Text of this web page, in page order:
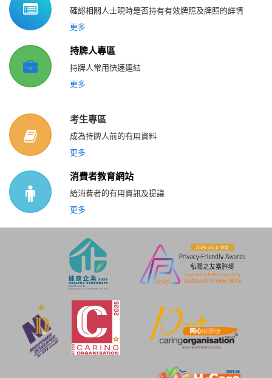
確認相關人士現時是否持有有效牌照及牌照的詳情
更多
持牌人專區
持牌人常用快速連結
更多
考生專區
成為持牌人前的有用資料
更多
消費者教育網站
給消費者的有用資訊及提議
更多